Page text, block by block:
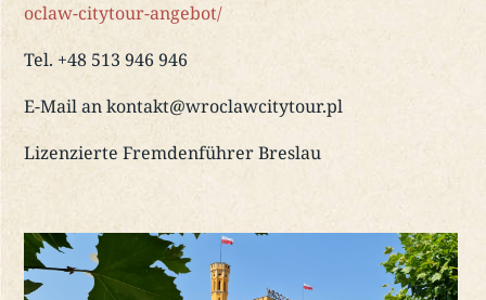
oclaw-citytour-angebot/
Tel. +48 513 946 946
E-Mail an kontakt@wroclawcitytour.pl
Lizenzierte Fremdenführer Breslau